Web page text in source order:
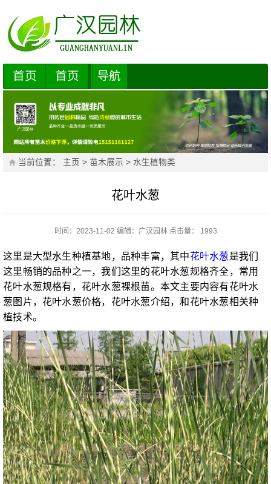
首页 首页 导航
当前位置： 主页 >苗木展示 >水生植物类
花叶水葱
时间：2023-11-02 编辑： 广汉园林 点击量： 1993
这里是大型水生种植基地，品种丰富，其中花叶水葱 是我们
这里畅销的品种之一，我们这里的花叶水葱规格齐全，常用
花叶水葱规格有，花叶水葱裸根苗。本文主要内容有花叶水
葱图片，花叶水葱价格，花叶水葱介绍，和花叶水葱相关种
植技术。